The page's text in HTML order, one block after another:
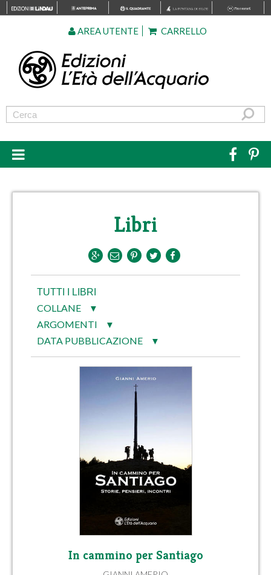
AREA UTENTE CARRELLO
Libri
TUTTI I LIBRI
COLLANE ▼
ARGOMENTI ▼
DATA PUBBLICAZIONE ▼
In cammino per Santiago